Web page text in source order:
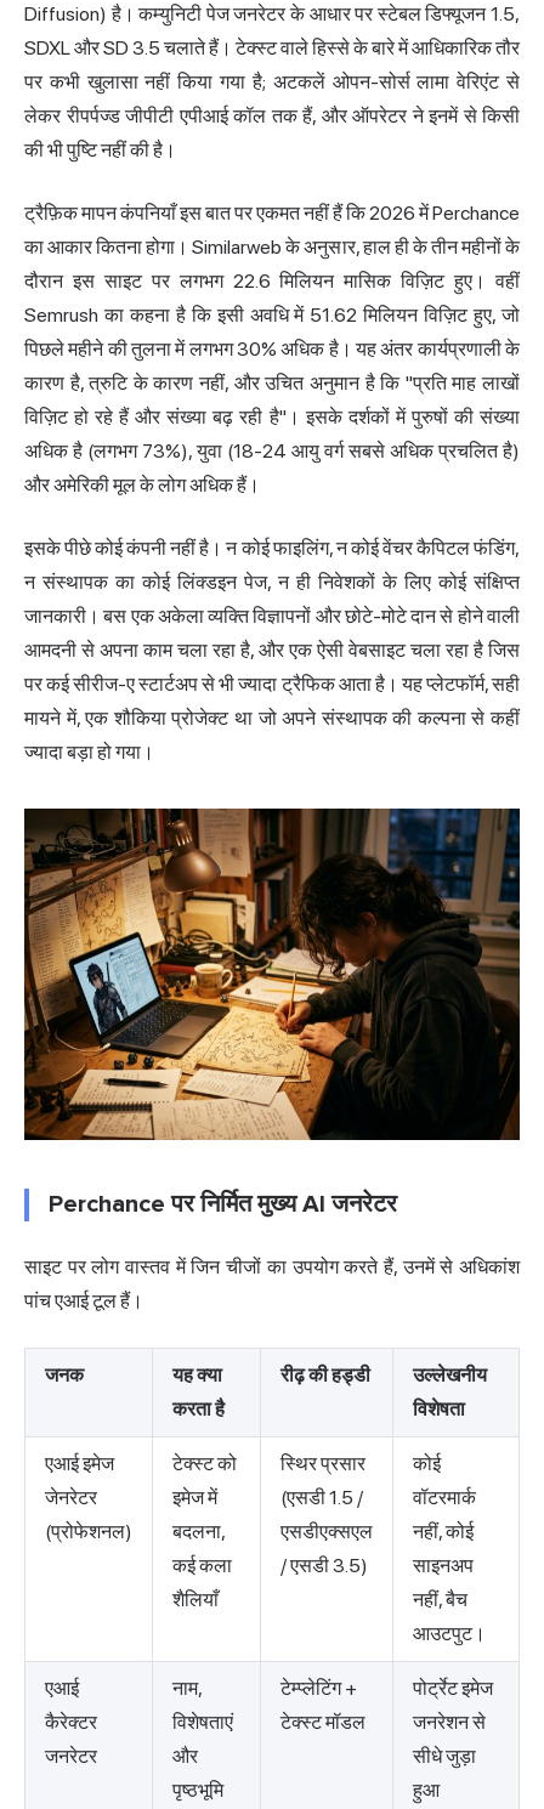
Diffusion) है। कम्युनिटी पेज जनरेटर के आधार पर स्टेबल डिफ्यूजन 1.5,
SDXL और SD 3.5 चलाते हैं। टेक्स्ट वाले हिस्से के बारे में आधिकारिक तौर
पर कभी खुलासा नहीं किया गया है; अटकलें ओपन-सोर्स लामा वेरिएंट से
लेकर रीपर्पज्ड जीपीटी एपीआई कॉल तक हैं, और ऑपरेटर ने इनमें से किसी
की भी पुष्टि नहीं की है।
ट्रैफ़िक मापन कंपनियाँ इस बात पर एकमत नहीं हैं कि 2026 में Perchance
का आकार कितना होगा। Similarweb के अनुसार, हाल ही के तीन महीनों के
दौरान इस साइट पर लगभग 22.6 मिलियन मासिक विज़िट हुए। वहीं
Semrush का कहना है कि इसी अवधि में 51.62 मिलियन विज़िट हुए, जो
पिछले महीने की तुलना में लगभग 30% अधिक है। यह अंतर कार्यप्रणाली के
कारण है, त्रुटि के कारण नहीं, और उचित अनुमान है कि "प्रति माह लाखों
विज़िट हो रहे हैं और संख्या बढ़ रही है"। इसके दर्शकों में पुरुषों की संख्या
अधिक है (लगभग 73%), युवा (18-24 आयु वर्ग सबसे अधिक प्रचलित है)
और अमेरिकी मूल के लोग अधिक हैं।
इसके पीछे कोई कंपनी नहीं है। न कोई फाइलिंग, न कोई वेंचर कैपिटल फंडिंग,
न संस्थापक का कोई लिंक्डइन पेज, न ही निवेशकों के लिए कोई संक्षिप्त
जानकारी। बस एक अकेला व्यक्ति विज्ञापनों और छोटे-मोटे दान से होने वाली
आमदनी से अपना काम चला रहा है, और एक ऐसी वेबसाइट चला रहा है जिस
पर कई सीरीज-ए स्टार्टअप से भी ज्यादा ट्रैफिक आता है। यह प्लेटफॉर्म, सही
मायने में, एक शौकिया प्रोजेक्ट था जो अपने संस्थापक की कल्पना से कहीं
ज्यादा बड़ा हो गया।
Perchance पर निर्मित मुख्य AI जनरेटर
साइट पर लोग वास्तव में जिन चीजों का उपयोग करते हैं, उनमें से अधिकांश
पांच एआई टूल हैं।
जनक
यह क्या
करता है
रीढ़ की हड्डी
उल्लेखनीय
विशेषता
एआई इमेज
जेनरेटर
(प्रोफेशनल)
टेक्स्ट को
इमेज में
बदलना,
कई कला
शैलियाँ
स्थिर प्रसार
(एसडी 1.5 /
एसडीएक्सएल
/ एसडी 3.5)
कोई
वॉटरमार्क
नहीं, कोई
साइनअप
नहीं, बैच
आउटपुट।
एआई
कैरेक्टर
जनरेटर
नाम,
विशेषताएं
और
पृष्ठभूमि
टेम्प्लेटिंग +
टेक्स्ट मॉडल
पोर्ट्रेट इमेज
जनरेशन से
सीधे जुड़ा
हुआ